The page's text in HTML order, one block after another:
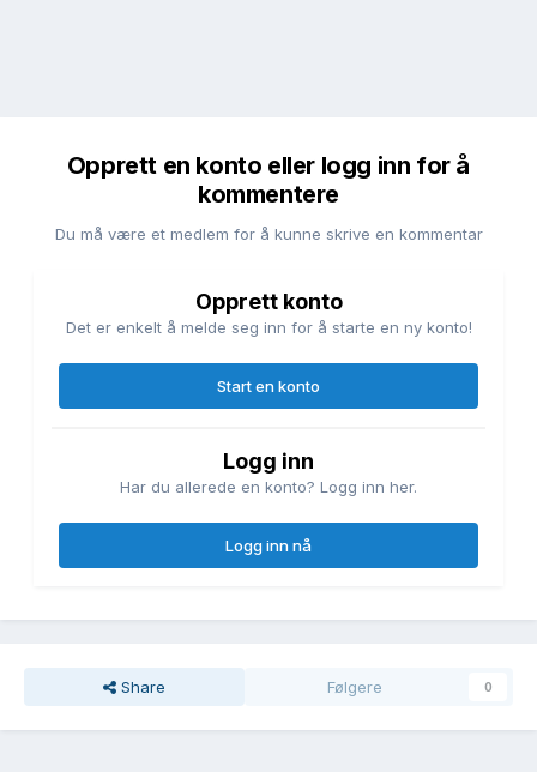
Opprett en konto eller logg inn for å
kommentere
Du må være et medlem for å kunne skrive en kommentar
Opprett konto
Det er enkelt å melde seg inn for å starte en ny konto!
Start en konto
Logg inn
Har du allerede en konto? Logg inn her.
Logg inn nå
Share Følgere 0